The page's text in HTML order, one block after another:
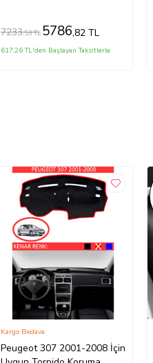
7233,53 TL 5786,82 TL
617,26 TL'den Başlayan Taksitlerle
Peugeot 307 2001-2008 İçin
Kargo Bedava